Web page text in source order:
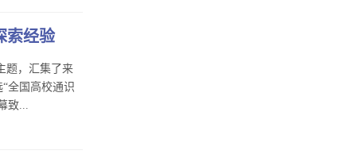
索经验
题，汇集了来
全国高校通识
致...